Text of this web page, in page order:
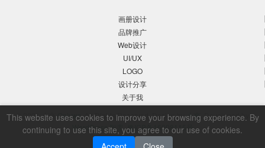
画册设计
品牌推广
Web设计
UI/UX
LOGO
设计分享
关于我
© 2026 小爽Onlyws, All Rights Reserved. Design by小爽 , Developed by
WordPress 智库.豫ICP备16008115号
This website uses cookies to improve your browsing experience. By
continuing to use this site, you agree to our use of cookies.